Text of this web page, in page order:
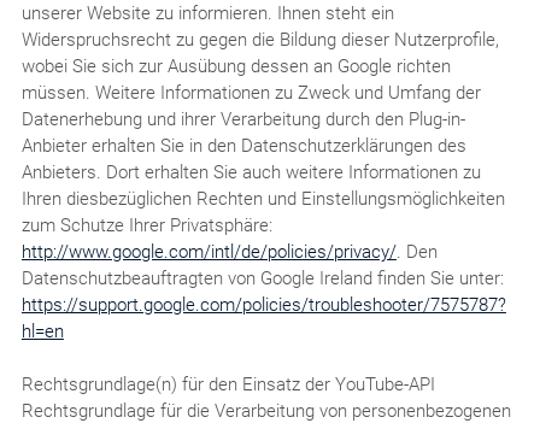
unserer Website zu informieren. Ihnen steht ein
Widerspruchsrecht zu gegen die Bildung dieser Nutzerprofile,
wobei Sie sich zur Ausübung dessen an Google richten
müssen. Weitere Informationen zu Zweck und Umfang der
Datenerhebung und ihrer Verarbeitung durch den Plug-in-
Anbieter erhalten Sie in den Datenschutzerklärungen des
Anbieters. Dort erhalten Sie auch weitere Informationen zu
Ihren diesbezüglichen Rechten und Einstellungsmöglichkeiten
zum Schutze Ihrer Privatsphäre:
http://www.google.com/intl/de/policies/privacy/. Den
Datenschutzbeauftragten von Google Ireland finden Sie unter:
https://support.google.com/policies/troubleshooter/7575787?
hl=en
Rechtsgrundlage(n) für den Einsatz der YouTube-API
Rechtsgrundlage für die Verarbeitung von personenbezogenen